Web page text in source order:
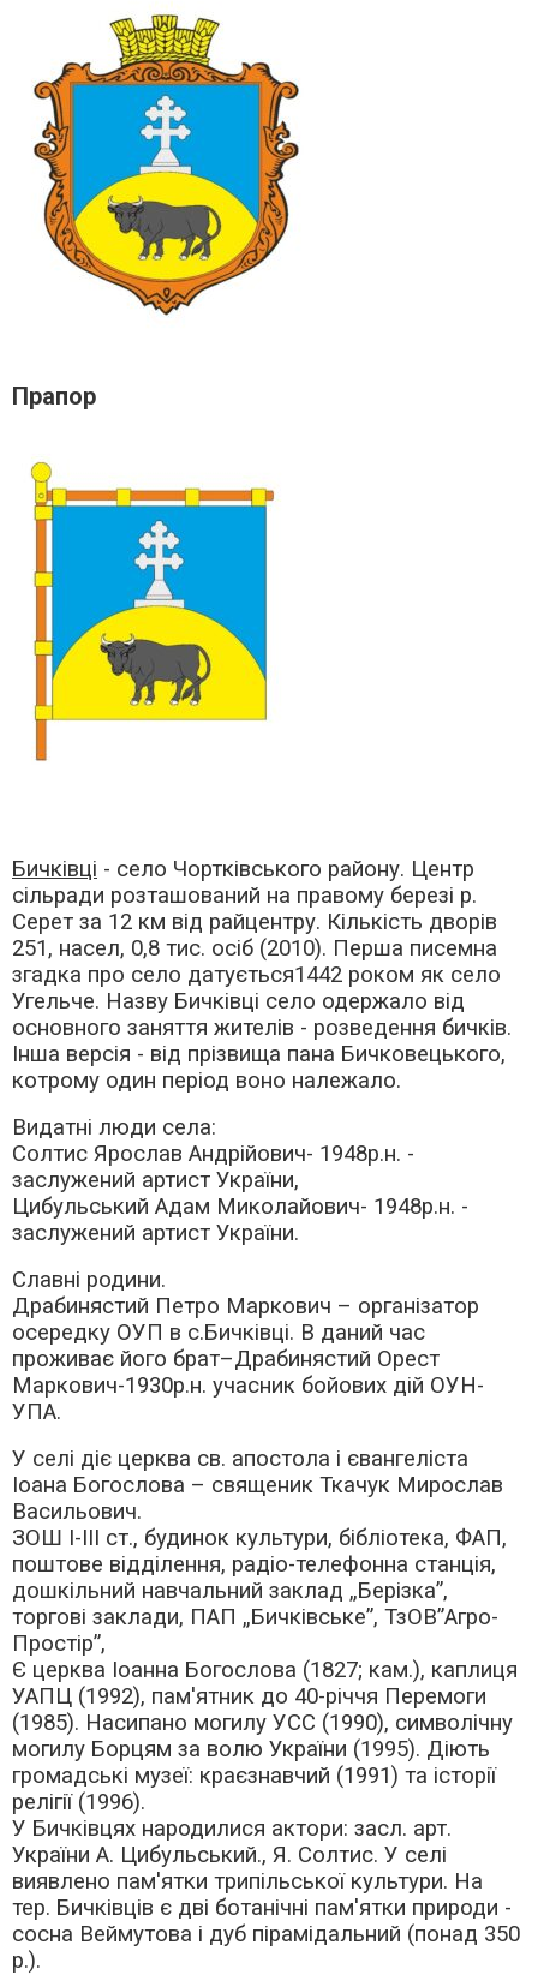
Прапор
Бичківці - село Чортківського району. Центр
сільради розташований на правому березі р.
Серет за 12 км від райцентру. Кількість дворів
251, насел, 0,8 тис. осіб (2010). Перша писемна
згадка про село датується1442 роком як село
Угельче. Назву Бичківці село одержало від
основного заняття жителів - розведення бичків.
Інша версія - від прізвища пана Бичковецького,
котрому один період воно належало.
Видатні люди села:
Солтис Ярослав Андрійович- 1948р.н. -
заслужений артист України,
Цибульський Адам Миколайович- 1948р.н. -
заслужений артист України.
Славні родини.
Драбинястий Петро Маркович – організатор
осередку ОУП в с.Бичківці. В даний час
проживає його брат–Драбинястий Орест
Маркович-1930р.н. учасник бойових дій ОУН-
УПА.
У селі діє церква св. апостола і євангеліста
Іоана Богослова – священик Ткачук Мирослав
Васильович.
ЗОШ І-ІІІ ст., будинок культури, бібліотека, ФАП,
поштове відділення, радіо-телефонна станція,
дошкільний навчальний заклад „Берізка”,
торгові заклади, ПАП „Бичківське”, ТзОВ”Агро-
Простір”,
Є церква Іоанна Богослова (1827; кам.), каплиця
УАПЦ (1992), пам'ятник до 40-річчя Перемоги
(1985). Насипано могилу УСС (1990), символічну
могилу Борцям за волю України (1995). Діють
громадські музеї: краєзнавчий (1991) та історії
релігії (1996).
У Бичківцях народилися актори: засл. арт.
України А. Цибульський., Я. Солтис. У селі
виявлено пам'ятки трипільської культури. На
тер. Бичківців є дві ботанічні пам'ятки природи -
сосна Веймутова і дуб пірамідальний (понад 350
р.).